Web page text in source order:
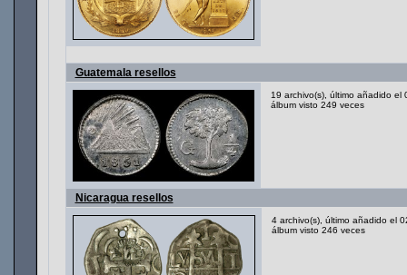
Guatemala resellos
19 archivo(s), último añadido el
álbum visto 249 veces
Nicaragua resellos
4 archivo(s), último añadido el
álbum visto 246 veces